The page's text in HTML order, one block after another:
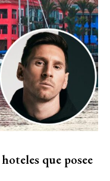
que posee